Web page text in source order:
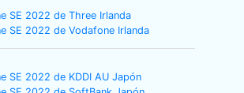
SE 2022 de Three Irlanda
SE 2022 de Vodafone Irlanda
SE 2022 de KDDI AU Japón